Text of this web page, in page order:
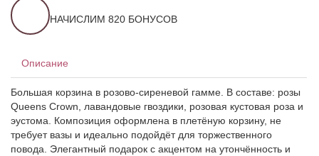
НАЧИСЛИМ 820 БОНУСОВ
Описание
Большая корзина в розово-сиреневой гамме. В составе: розы
Queens Crown, лавандовые гвоздики, розовая кустовая роза и
эустома. Композиция оформлена в плетёную корзину, не
требует вазы и идеально подойдёт для торжественного
повода. Элегантный подарок с акцентом на утончённость и